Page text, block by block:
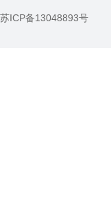
苏ICP备13048893号